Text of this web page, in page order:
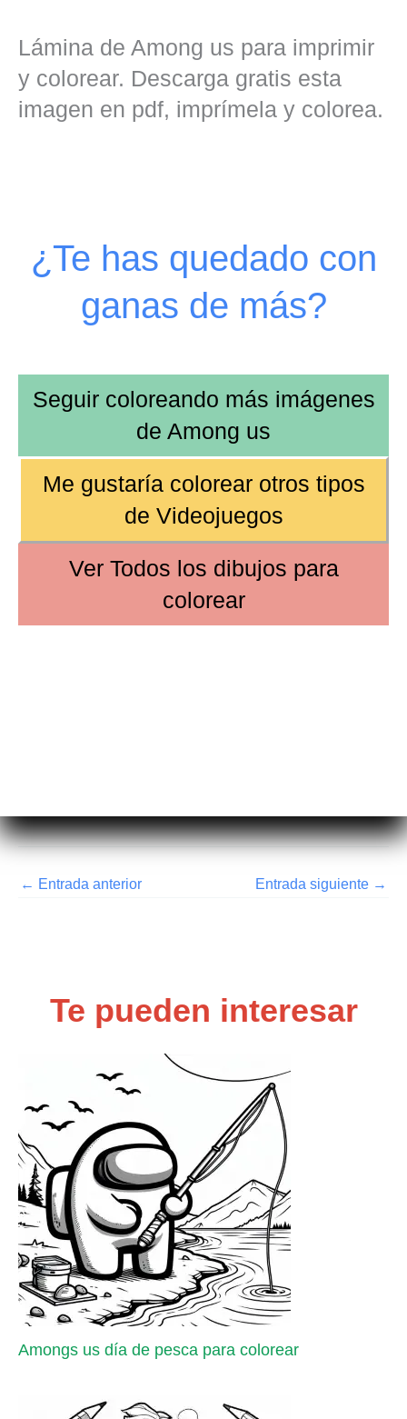
Lámina de Among us para imprimir
y colorear. Descarga gratis esta
imagen en pdf, imprímela y colorea.
¿Te has quedado con
ganas de más?
Seguir coloreando más imágenes
de Among us
Me gustaría colorear otros tipos
de Videojuegos
Ver Todos los dibujos para
colorear
← Entrada anterior Entrada siguiente →
Te pueden interesar
Amongs us día de pesca para colorear